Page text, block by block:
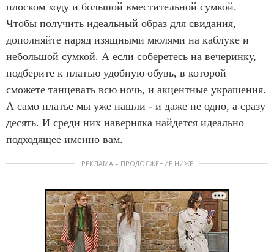
плоском ходу и большой вместительной сумкой.
Чтобы получить идеальный образ для свидания,
дополняйте наряд изящными мюлями на каблуке и
небольшой сумкой. А если соберетесь на вечеринку,
подберите к платью удобную обувь, в которой
сможете танцевать всю ночь, и акцентные украшения.
А само платье мы уже нашли - и даже не одно, а сразу
десять. И среди них наверняка найдется идеально
подходящее именно вам.
РЕКЛАМА – ПРОДОЛЖЕНИЕ НИЖЕ